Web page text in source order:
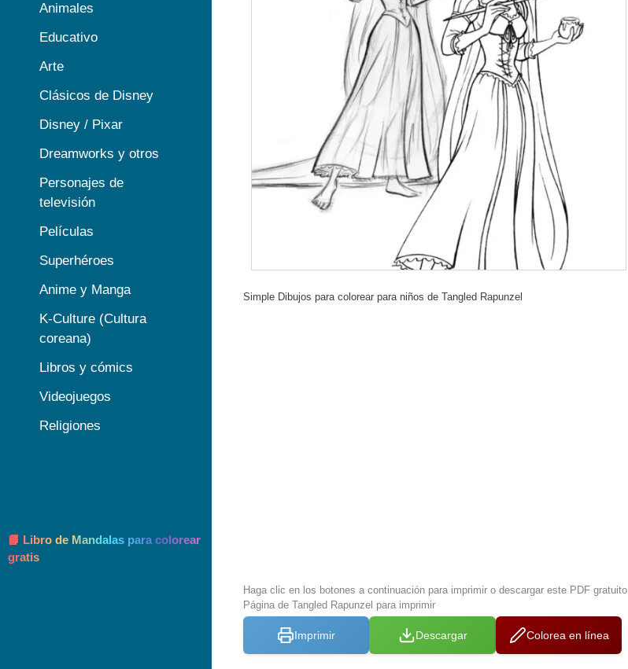
Simple Dibujos para colorear para niños de Tangled Rapunzel
Haga clic en los botones a continuación para imprimir o descargar este PDF gratuito
Página de Tangled Rapunzel para imprimir
Imprimir Descargar Colorea en línea
Animales
Educativo
Arte
Clásicos de Disney
Disney / Pixar
Dreamworks y otros
Personajes de
televisión
Películas
Superhéroes
Anime y Manga
K-Culture (Cultura
coreana)
Libros y cómics
Videojuegos
Religiones
📘 Libro de Mandalas para colorear
gratis